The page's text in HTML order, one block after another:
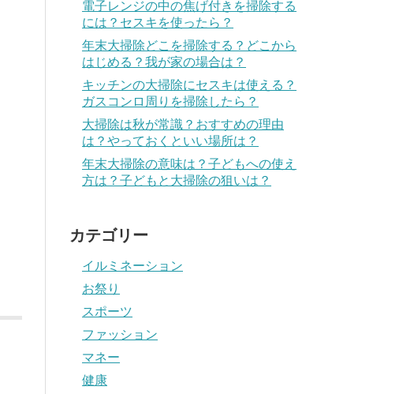
電子レンジの中の焦げ付きを掃除する
には？セスキを使ったら？
年末大掃除どこを掃除する？どこから
はじめる？我が家の場合は？
キッチンの大掃除にセスキは使える？
ガスコンロ周りを掃除したら？
大掃除は秋が常識？おすすめの理由
は？やっておくといい場所は？
年末大掃除の意味は？子どもへの使え
方は？子どもと大掃除の狙いは？
カテゴリー
イルミネーション
お祭り
スポーツ
ファッション
マネー
健康